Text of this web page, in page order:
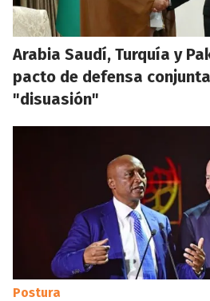
Arabia Saudí, Turquía y
pacto de defensa
"disuasión"
Postura